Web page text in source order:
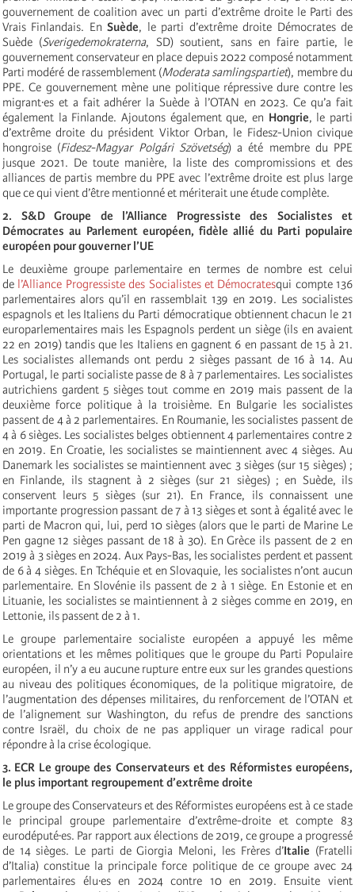
gouvernement de coalition avec un parti d’extrême droite le Parti des
Vrais Finlandais. EnSuède, le parti d’extrême droite Démocrates de
Suède (Sverigedemokraterna, SD) soutient, sans en faire partie, le
gouvernement conservateur en place depuis 2022 composé notamment
Parti modéré de rassemblement (Moderata samlingspartiet), membre du
PPE. Ce gouvernement mène une politique répressive dure contre les
migrant·es et a fait adhérer la Suède à l’OTAN en 2023. Ce qu’a fait
également la Finlande. Ajoutons également que, en Hongrie, le parti
d’extrême droite du président Viktor Orban, le Fidesz-Union civique
hongroise (Fidesz-Magyar Polgári Szövetség) a été membre du PPE
jusque 2021. De toute manière, la liste des compromissions et des
alliances de partis membre du PPE avec l’extrême droite est plus large
que ce qui vient d’être mentionné et mériterait une étude complète.
2. S&D Groupe de l’Alliance Progressiste des Socialistes et
Démocrates au Parlement européen, fidèle allié du Parti populaire
européen pour gouverner l’UE
Le deuxième groupe parlementaire en termes de nombre est celui
de l’Alliance Progressiste des Socialistes et Démocratesqui compte 136
parlementaires alors qu’il en rassemblait 139 en 2019. Les socialistes
espagnols et les Italiens du Parti démocratique obtiennent chacun le 21
europarlementaires mais les Espagnols perdent un siège (ils en avaient
22 en 2019) tandis que les Italiens en gagnent 6 en passant de 15 à 21.
Les socialistes allemands ont perdu 2 sièges passant de 16 à 14. Au
Portugal, le parti socialiste passe de 8 à 7 parlementaires. Les socialistes
autrichiens gardent 5 sièges tout comme en 2019 mais passent de la
deuxième force politique à la troisième. En Bulgarie les socialistes
passent de 4 à 2 parlementaires. En Roumanie, les socialistes passent de
4 à 6 sièges. Les socialistes belges obtiennent 4 parlementaires contre 2
en 2019. En Croatie, les socialistes se maintiennent avec 4 sièges. Au
Danemark les socialistes se maintiennent avec 3 sièges (sur 15 sièges) ;
en Finlande, ils stagnent à 2 sièges (sur 21 sièges) ; en Suède, ils
conservent leurs 5 sièges (sur 21). En France, ils connaissent une
importante progression passant de 7 à 13 sièges et sont à égalité avec le
parti de Macron qui, lui, perd 10 sièges (alors que le parti de Marine Le
Pen gagne 12 sièges passant de 18 à 30). En Grèce ils passent de 2 en
2019 à 3 sièges en 2024. Aux Pays-Bas, les socialistes perdent et passent
de 6 à 4 sièges. En Tchéquie et en Slovaquie, les socialistes n’ont aucun
parlementaire. En Slovénie ils passent de 2 à 1 siège. En Estonie et en
Lituanie, les socialistes se maintiennent à 2 sièges comme en 2019, en
Lettonie, ils passent de 2 à 1.
Le groupe parlementaire socialiste européen a appuyé les même
orientations et les mêmes politiques que le groupe du Parti Populaire
européen, il n’y a eu aucune rupture entre eux sur les grandes questions
au niveau des politiques économiques, de la politique migratoire, de
l’augmentation des dépenses militaires, du renforcement de l’OTAN et
de l’alignement sur Washington, du refus de prendre des sanctions
contre Israël, du choix de ne pas appliquer un virage radical pour
répondre à la crise écologique.
3. ECR Le groupe des Conservateurs et des Réformistes européens,
le plus important regroupement d’extrême droite
Le groupe des Conservateurs et des Réformistes européens est à ce stade
le principal groupe parlementaire d’extrême-droite et compte 83
eurodéputé·es. Par rapport aux élections de 2019, ce groupe a progressé
de 14 sièges. Le parti de Giorgia Meloni, les Frères d’Italie (Fratelli
d’Italia) constitue la principale force politique de ce groupe avec 24
parlementaires élu·es en 2024 contre 10 en 2019. Ensuite vient